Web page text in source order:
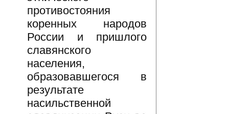
противостояния
коренных народов
России и пришлого
славянского
населения,
образовавшегося в
результате
насильственной